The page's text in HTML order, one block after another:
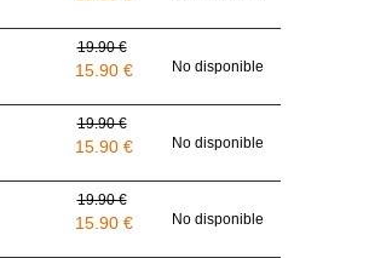
19.90 €
15.90 € No disponible
19.90 €
15.90 € No disponible
19.90 €
15.90 € No disponible